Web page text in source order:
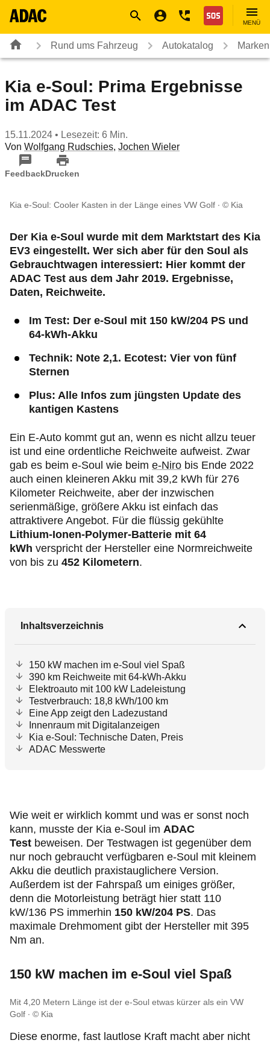
Nothilfe
MENÜ
Rund ums Fahrzeug Autokatalog
Kia e-Soul: Prima Ergebnisse
im ADAC Test
15.11.2024 • Lesezeit: 6 Min.
Von Wolfgang Rudschies, Jochen Wieler
FeedbackDrucken
Kia e-Soul: Cooler Kasten in der Länge eines VW Golf © Kia
Der Kia e-Soul wurde mit dem Marktstart des Kia
EV3 eingestellt. Wer sich aber für den Soul als
Gebrauchtwagen interessiert: Hier kommt der
ADAC Test aus dem Jahr 2019. Ergebnisse,
Daten, Reichweite.
Im Test: Der e-Soul mit 150 kW/204 PS und
64-kWh-Akku
Technik: Note 2,1. Ecotest: Vier von fünf
Sternen
Plus: Alle Infos zum jüngsten Update des
kantigen Kastens
Ein E-Auto kommt gut an, wenn es nicht allzu teuer
ist und eine ordentliche Reichweite aufweist. Zwar
gab es beim e-Soul wie beim e-Niro bis Ende 2022
auch einen kleineren Akku mit 39,2 kWh für 276
Kilometer Reichweite, aber der inzwischen
serienmäßige, größere Akku ist einfach das
attraktivere Angebot. Für die flüssig gekühlte
Lithium-Ionen-Polymer-Batterie mit 64
kWh verspricht der Hersteller eine Normreichweite
von bis zu 452 Kilometern.
Inhaltsverzeichnis
150 kW machen im e-Soul viel Spaß
390 km Reichweite mit 64-kWh-Akku
Elektroauto mit 100 kW Ladeleistung
Testverbrauch: 18,8 kWh/100 km
Eine App zeigt den Ladezustand
Innenraum mit Digitalanzeigen
Kia e-Soul: Technische Daten, Preis
ADAC Messwerte
Wie weit er wirklich kommt und was er sonst noch
kann, musste der Kia e-Soul im ADAC
Test beweisen. Der Testwagen ist gegenüber dem
nur noch gebraucht verfügbaren e-Soul mit kleinem
Akku die deutlich praxistauglichere Version.
Außerdem ist der Fahrspaß um einiges größer,
denn die Motorleistung beträgt hier statt 110
kW/136 PS immerhin 150 kW/204 PS. Das
maximale Drehmoment gibt der Hersteller mit 395
Nm an.
150 kW machen im e-Soul viel Spaß
Mit 4,20 Metern Länge ist der e-Soul etwas kürzer als ein VW
Golf
© Kia
Diese enorme, fast lautlose Kraft macht aber nicht